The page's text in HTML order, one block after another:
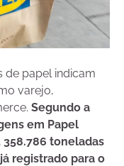
de papel indicam
varejo,
Segundo a
em Papel
toneladas
registrado para o